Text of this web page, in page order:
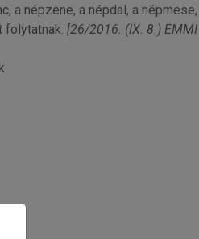
népzene, a népdal, a
folytatnak. [26/2016. (IX. 8.)